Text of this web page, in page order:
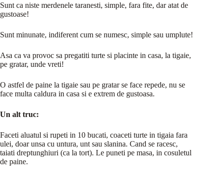
Sunt ca niste merdenele taranesti, simple, fara fite, dar atat de
gustoase!
Sunt minunate, indiferent cum se numesc, simple sau umplute!
Asa ca va provoc sa pregatiti turte si placinte in casa, la tigaie,
pe gratar, unde vreti!
O astfel de paine la tigaie sau pe gratar se face repede, nu se
face multa caldura in casa si e extrem de gustoasa.
Un alt truc:
Faceti aluatul si rupeti in 10 bucati, coaceti turte in tigaia fara
ulei, doar unsa cu untura, unt sau slanina. Cand se racesc,
taiati dreptunghiuri (ca la tort). Le puneti pe masa, in cosuletul
de paine.